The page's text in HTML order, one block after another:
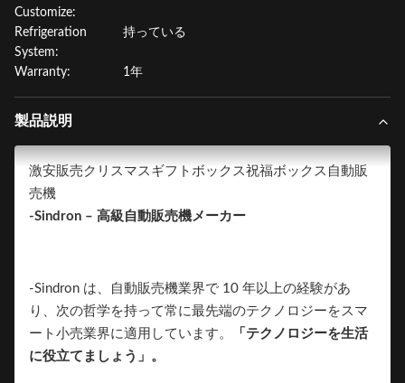
Customize:
Refrigeration
System:
持っている
Warranty: 1年
製品説明
激安販売クリスマスギフトボックス祝福ボックス自動販
売機
-Sindron – 高級自動販売機メーカー
-Sindron は、自動販売機業界で 10 年以上の経験があ
り、次の哲学を持って常に最先端のテクノロジーをスマ
ート小売業界に適用しています。
「テクノロジーを生活
に役立てましょう」。